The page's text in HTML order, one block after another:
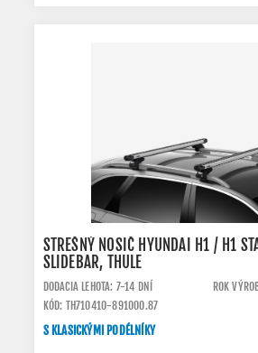
STREŠNÝ NOSIČ HYUNDAI H1 / H1
SLIDEBAR, THULE
DODACIA LEHOTA: 7-14 DNÍ
ROK
KÓD: TH710410-891000.87
S KLASICKÝMI PODÉLNÍKY